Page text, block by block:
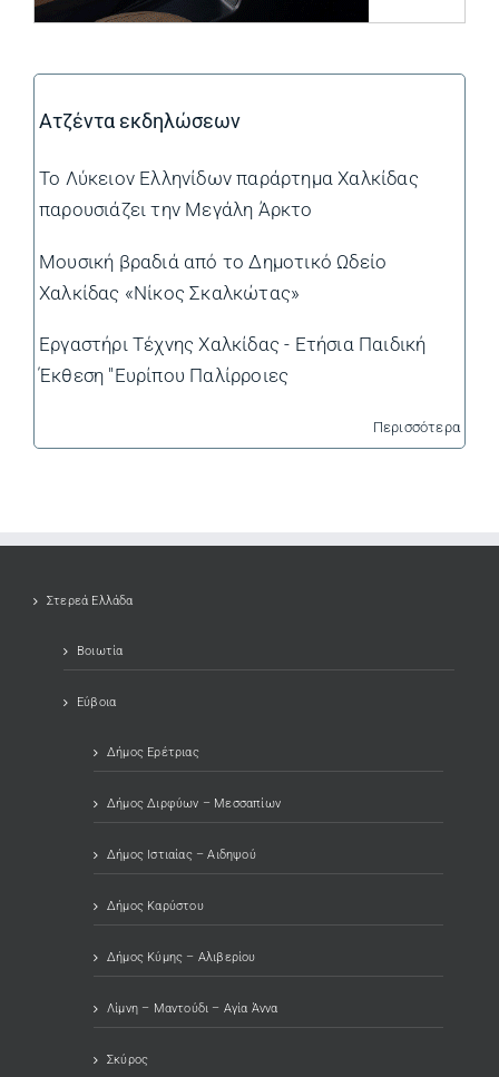
Ατζέντα εκδηλώσεων
Το Λύκειον Ελληνίδων παράρτημα Χαλκίδας
παρουσιάζει την Μεγάλη Άρκτο
Μουσική βραδιά από το Δημοτικό Ωδείο
Χαλκίδας «Νίκος Σκαλκώτας»
Εργαστήρι Τέχνης Χαλκίδας - Ετήσια Παιδική
Έκθεση "Ευρίπου Παλίρροιες
Περισσότερα
Στερεά Ελλάδα
Βοιωτία
Εύβοια
Δήμος Ερέτριας
Δήμος Διρφύων – Μεσσαπίων
Δήμος Ιστιαίας – Αιδηψού
Δήμος Καρύστου
Δήμος Κύμης – Αλιβερίου
Λίμνη – Μαντούδι – Αγία Άννα
Σκύρος